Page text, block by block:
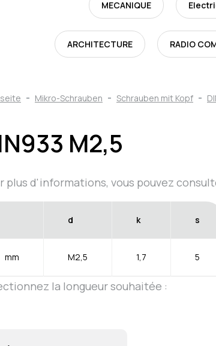
MECANIQUE
ARCHITECTURE RADIO
Mikro-Schrauben Schrauben mit Kopf
M2,5
plus d'informations, vous pouvez
d k s
mm M2,5 1,7 5
la longueur souhaitée :